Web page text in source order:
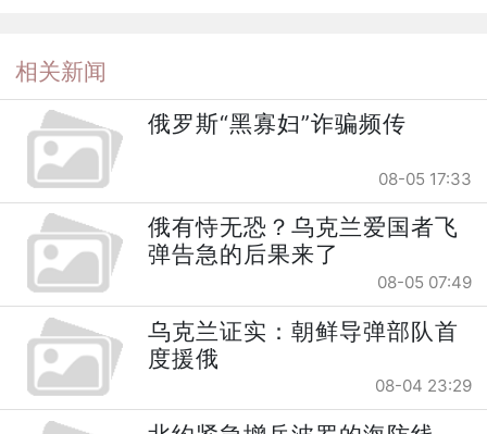
相关新闻
俄罗斯“黑寡妇”诈骗频传
08-05 17:33
俄有恃无恐？乌克兰爱国者飞
弹告急的后果来了
08-05 07:49
乌克兰证实：朝鲜导弹部队首
度援俄
08-04 23:29